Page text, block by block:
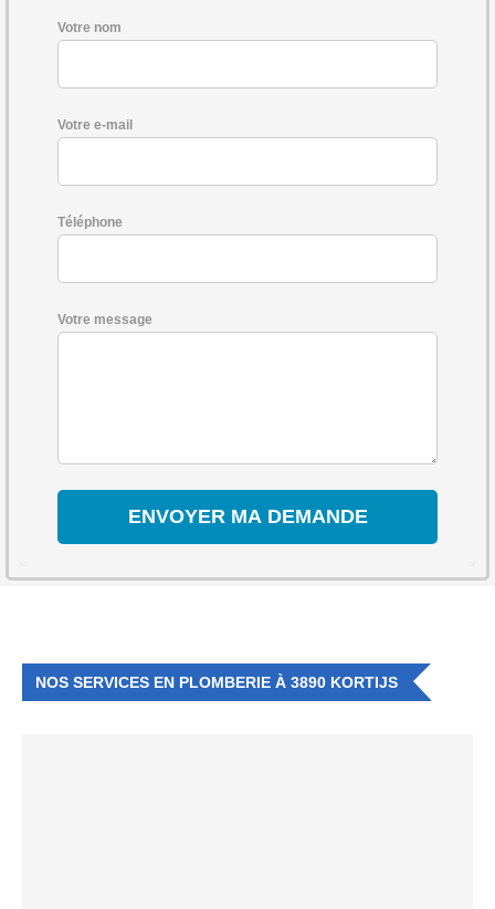
Votre nom
Votre e-mail
Téléphone
Votre message
NOS SERVICES EN PLOMBERIE À 3890 KORTIJS